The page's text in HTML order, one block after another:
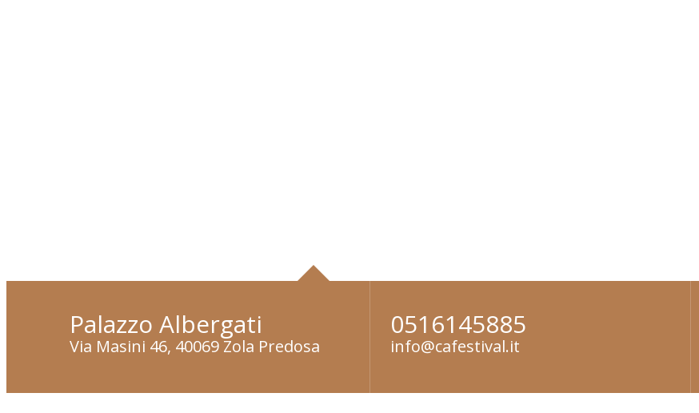
Palazzo Albergati
Via Masini 46, 40069 Zola Predosa
0516145885
info@cafestival.it